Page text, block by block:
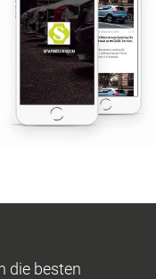
die besten